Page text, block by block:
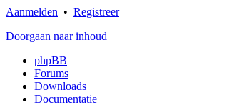
Aanmelden • Registreer
Doorgaan naar inhoud
phpBB
Forums
Downloads
Documentatie